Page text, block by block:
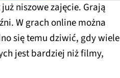
niszowe zajęcie. Grają
W grach online można
się temu dziwić, gdy wiele
jest bardziej niż filmy,